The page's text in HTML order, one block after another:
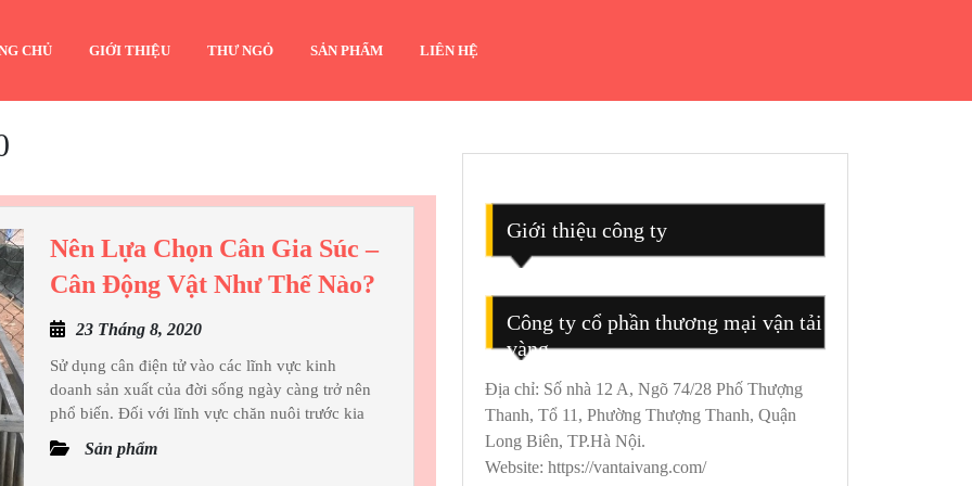
CHỦ GIỚI THIỆU THƯ NGỎ SẢN PHẨM LIÊN HỆ
Nên Lựa Chọn Cân Gia Súc –
Cân Động Vật Như Thế Nào?
23 Tháng 8, 202023
8,
2020
Sử dụng cân điện tử vào các lĩnh vực kinh
doanh sản xuất của đời sống ngày càng trở nên
phổ biến. Đối với lĩnh vực chăn nuôi trước kia
Sản phẩm
Giới thiệu công ty
Công ty cổ phần thương mại vận tải
vàng
Địa chỉ: Số nhà 12 A, Ngõ 74/28 Phố Thượng
Thanh, Tổ 11, Phường Thượng Thanh, Quận
Long Biên, TP.Hà Nội.
Website: https://vantaivang.com/